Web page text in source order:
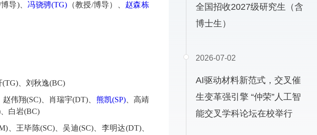
导)、 冯骁骋(TG) （教授/博导）、 赵森栋
(TG)、刘秋逸(BC)
赵伟翔(SC) 肖瑞宇(DT) 熊凯(SP)、 高靖
白岩(BC)
王毕陈(SC)、吴迪(SC) 李明达(DT)、
全国招收2027级研究生（含
博士生）
2026-07-02
AI驱动材料新范式，交叉催
生变革强引擎 “仲荣”人工智
能交叉学科论坛在校举行